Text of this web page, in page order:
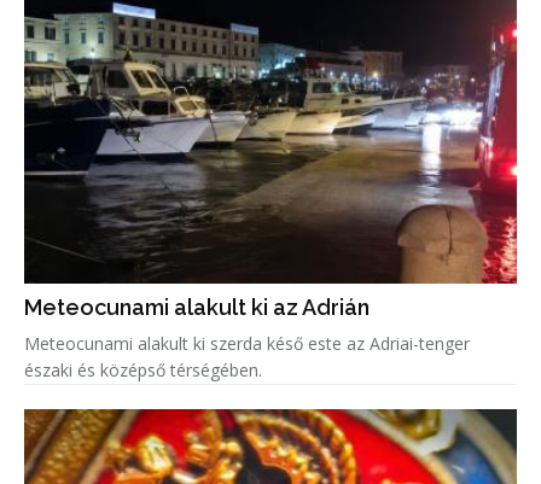
Meteocunami alakult ki az Adrián
Meteocunami alakult ki szerda késő este az Adriai-tenger
északi és középső térségében.